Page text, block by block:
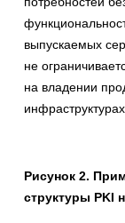
выпускаемых
не
на владении
Рисунок 2.
структуры PKI